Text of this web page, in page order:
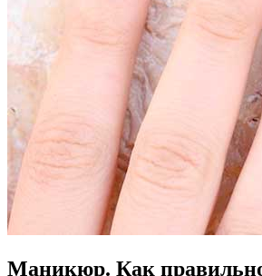
Маникюр. Как правильно